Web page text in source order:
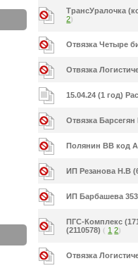
ТрансУралочка
2)
Отвязка Четыре
Отвязка
15.04.24 (1 год)
Отвязка Барсегян
Полянин ВВ код
ИП Резанова Н.В
ИП Барбашева
ПГС-Комплекс
(2110578) ( 1 2)
Отвязка